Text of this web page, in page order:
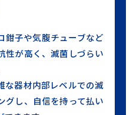
鉗子や気腹チューブなど
性が高く、滅菌しづらい
な器材内部レベルでの滅
グし、自信を持って払い